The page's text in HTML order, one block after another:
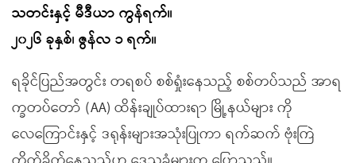
သတင်းနှင့် မီဒီယာ ကွန်ရက်။
၂၀၂၆ ခုနှစ်၊ ဇွန်လ ၁ ရက်။
ရခိုင်ပြည်အတွင်း တရစပ် စစ်ရှုံးနေသည့် စစ်တပ်သည် အာရ
က္ခတပ်တော် (AA) ထိန်းချုပ်ထားရာ မြို့နယ်များ ကို
လေကြောင်းနှင့် ဒရုန်းများအသုံးပြုကာ ရက်ဆက် ဗုံးကြဲ